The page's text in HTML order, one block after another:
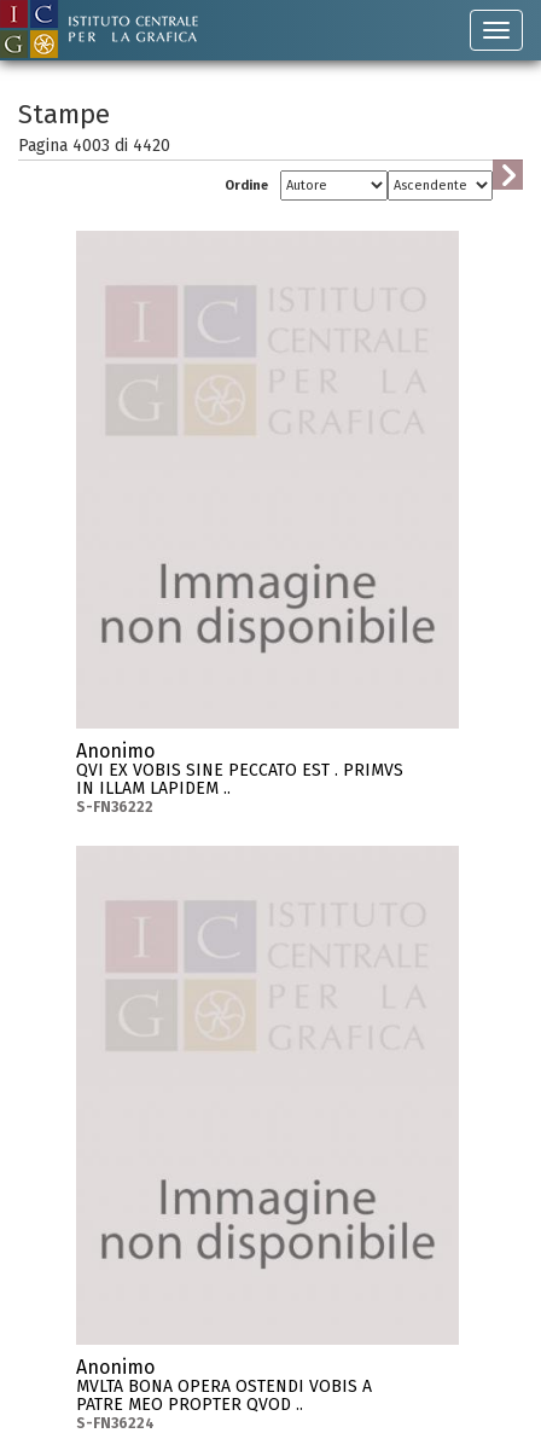
Stampe
Pagina 4003 di 4420
Ordine
Anonimo
QVI EX VOBIS SINE PECCATO EST . PRIMVS
IN ILLAM LAPIDEM ..
S-FN36222
Anonimo
MVLTA BONA OPERA OSTENDI VOBIS A
PATRE MEO PROPTER QVOD ..
S-FN36224